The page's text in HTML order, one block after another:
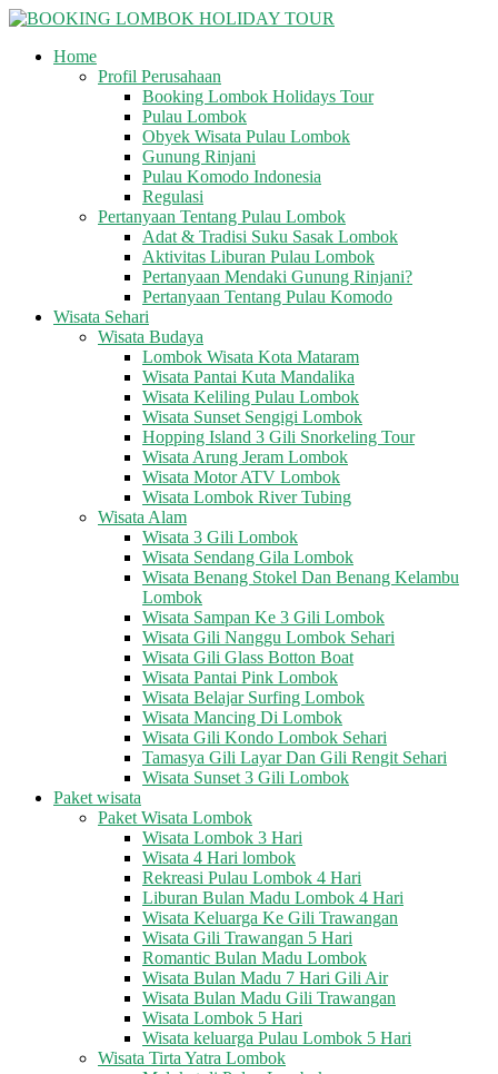
Skip
content
BOOKING
LOMBOK
Home
Profil Perusahaan
Booking Lombok Holidays Tour
Pulau Lombok
Obyek Wisata Pulau Lombok
Gunung Rinjani
Pulau Komodo Indonesia
Regulasi
Pertanyaan Tentang Pulau Lombok
Adat & Tradisi Suku Sasak Lombok
Aktivitas Liburan Pulau Lombok
Pertanyaan Mendaki Gunung Rinjani?
Pertanyaan Tentang Pulau Komodo
Wisata Sehari
Wisata Budaya
Lombok Wisata Kota Mataram
Wisata Pantai Kuta Mandalika
Wisata Keliling Pulau Lombok
Wisata Sunset Sengigi Lombok
Hopping Island 3 Gili Snorkeling Tour
Wisata Arung Jeram Lombok
Wisata Motor ATV Lombok
Wisata Lombok River Tubing
Wisata Alam
Wisata 3 Gili Lombok
Wisata Sendang Gila Lombok
Wisata Benang Stokel Dan Benang Kelambu
Lombok
Wisata Sampan Ke 3 Gili Lombok
Wisata Gili Nanggu Lombok Sehari
Wisata Gili Glass Botton Boat
Wisata Pantai Pink Lombok
Wisata Belajar Surfing Lombok
Wisata Mancing Di Lombok
Wisata Gili Kondo Lombok Sehari
Tamasya Gili Layar Dan Gili Rengit Sehari
Wisata Sunset 3 Gili Lombok
Paket wisata
Paket Wisata Lombok
Wisata Lombok 3 Hari
Wisata 4 Hari lombok
Rekreasi Pulau Lombok 4 Hari
Liburan Bulan Madu Lombok 4 Hari
Wisata Keluarga Ke Gili Trawangan
Wisata Gili Trawangan 5 Hari
Romantic Bulan Madu Lombok
Wisata Bulan Madu 7 Hari Gili Air
Wisata Bulan Madu Gili Trawangan
Wisata Lombok 5 Hari
Wisata keluarga Pulau Lombok 5 Hari
Wisata Tirta Yatra Lombok